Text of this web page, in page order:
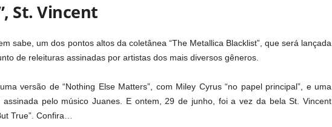
St. Vincent
sabe, um dos pontos altos da coletânea “The Metallica Blacklist”, que será lançada
de releituras assinadas por artistas dos mais diversos gêneros.
versão de “Nothing Else Matters”, com Miley Cyrus “no papel principal”, e uma
assinada pelo músico Juanes. E ontem, 29 de junho, foi a vez da bela St. Vincent
True”. Confira…